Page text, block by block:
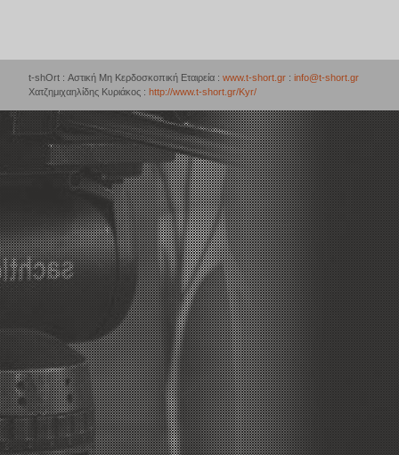
t-shOrt : Αστική Μη Κερδοσκοπική Εταιρεία : www.t-short.gr : info@t-short.gr
Χατζημιχαηλίδης Κυριάκος : http://www.t-short.gr/Kyr/